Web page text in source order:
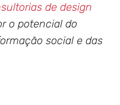
de design
o potencial do
social e das